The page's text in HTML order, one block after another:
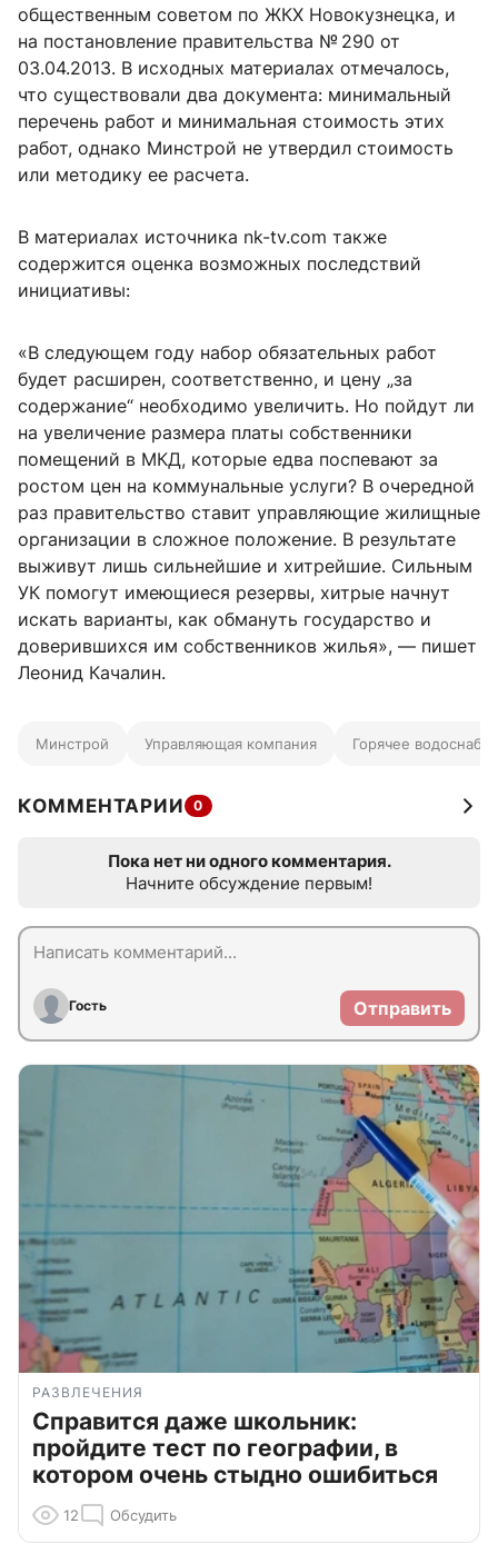
общественным советом по ЖКХ Новокузнецка, и
на постановление правительства № 290 от
03.04.2013. В исходных материалах отмечалось,
что существовали два документа: минимальный
перечень работ и минимальная стоимость этих
работ, однако Минстрой не утвердил стоимость
или методику ее расчета.
В материалах источника nk-tv.com также
содержится оценка возможных последствий
инициативы:
«В следующем году набор обязательных работ
будет расширен, соответственно, и цену „за
содержание“ необходимо увеличить. Но пойдут ли
на увеличение размера платы собственники
помещений в МКД, которые едва поспевают за
ростом цен на коммунальные услуги? В очередной
раз правительство ставит управляющие жилищные
организации в сложное положение. В результате
выживут лишь сильнейшие и хитрейшие. Сильным
УК помогут имеющиеся резервы, хитрые начнут
искать варианты, как обмануть государство и
доверившихся им собственников жилья», — пишет
Леонид Качалин.
Минстрой Управляющая компания Горячее
КОММЕНТАРИИ 0
Пока нет ни одного комментария.
Начните обсуждение первым!
Гость Отправить
РАЗВЛЕЧЕНИЯ
Справится даже школьник:
пройдите тест по географии, в
котором очень стыдно ошибиться
12 Обсудить